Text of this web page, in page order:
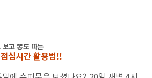
보고 뽕도 따는
심시간 활용법!!